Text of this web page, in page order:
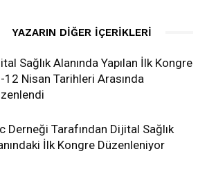
YAZARIN DIĞER İÇERIKLERI
Sağlık Alanında Yapılan İlk Kongre
12 Nisan Tarihleri Arasında
Derneği Tarafından Dijital Sağlık
İlk Kongre Düzenleniyor